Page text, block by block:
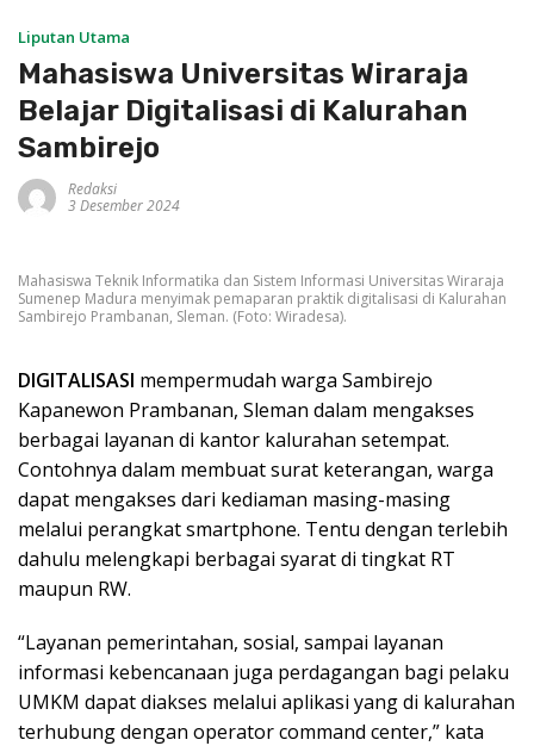
Liputan Utama
Mahasiswa Universitas Wiraraja
Belajar Digitalisasi di Kalurahan
Sambirejo
Redaksi
3 Desember 2024
Mahasiswa Teknik Informatika dan Sistem Informasi Universitas Wiraraja
Sumenep Madura menyimak pemaparan praktik digitalisasi di Kalurahan
Sambirejo Prambanan, Sleman. (Foto: Wiradesa).
DIGITALISASI mempermudah warga Sambirejo
Kapanewon Prambanan, Sleman dalam mengakses
berbagai layanan di kantor kalurahan setempat.
Contohnya dalam membuat surat keterangan, warga
dapat mengakses dari kediaman masing-masing
melalui perangkat smartphone. Tentu dengan terlebih
dahulu melengkapi berbagai syarat di tingkat RT
maupun RW.
“Layanan pemerintahan, sosial, sampai layanan
informasi kebencanaan juga perdagangan bagi pelaku
UMKM dapat diakses melalui aplikasi yang di kalurahan
terhubung dengan operator command center,” kata